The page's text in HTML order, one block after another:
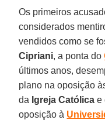
Os primeiros
considerados
vendidos como se
Cipriani, a ponta do
últimos anos,
plano na oposição
da Igreja Católica e
oposição à